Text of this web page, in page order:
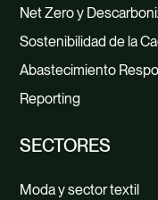
Net Zero y
Sostenibilidad de la
Abastecimiento
Reporting
SECTORES
Moda y sector textil